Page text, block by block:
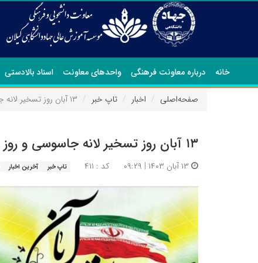
خانه درباره معاونت فرهنگی واحدهای معاونت اسناد بالادستی
صفحه‌اصلی اخبار تاپ خبر ۱۳ آبان روز تسخیر لانه جاسوسی و روز دانش آموز گرامی باد.
۱۳ آبان روز تسخیر لانه جاسوسی و روز دانش آموز گرامی باد.
کد : ۴۱۱ تاپ خبر آخرین اخبار